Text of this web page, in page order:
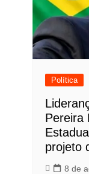
Política
Pereira
projeto
8 de